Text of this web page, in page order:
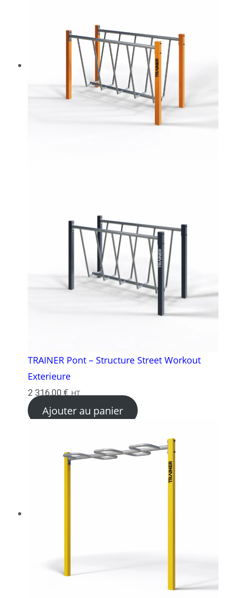
TRAINER Pont – Structure Street Workout
Exterieure
2 316,00€ HT
Ajouter au panier